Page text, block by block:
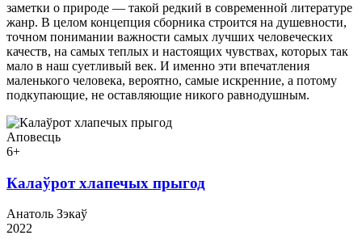
заметки о природе — такой редкий в современной литературе
жанр. В целом концепция сборника строится на душевности,
точном понимании важности самых лучших человеческих
качеств, на самых теплых и настоящих чувствах, которых так
мало в наш суетливый век. И именно эти впечатления
маленького человека, вероятно, самые искренние, а потому
подкупающие, не оставляющие никого равнодушным.
Аповесць
6+
Калаўрот хлапечых прыгод
Анатоль Зэкаў
2022